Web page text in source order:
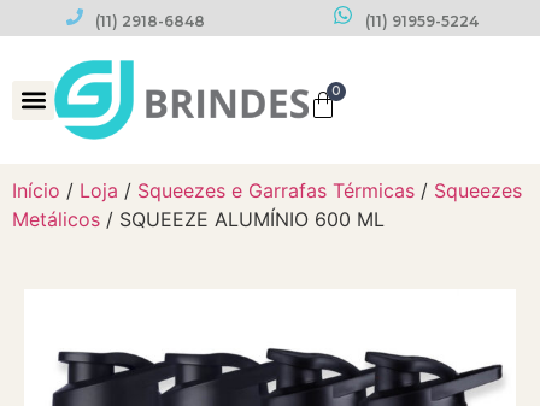
(11) 2918-6848 (11) 91959-5224
0
Início / Loja / Squeezes e Garrafas Térmicas / Squeezes
Metálicos / SQUEEZE ALUMÍNIO 600 ML